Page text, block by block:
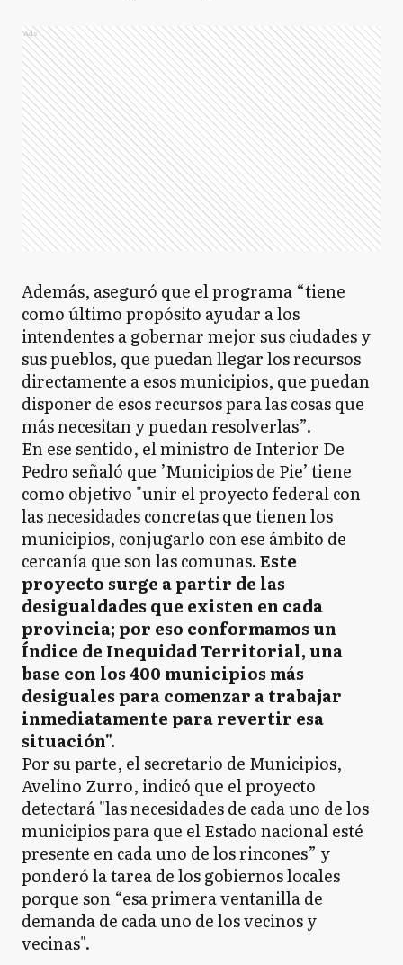
Ads
Además, aseguró que el programa “tiene
como último propósito ayudar a los
intendentes a gobernar mejor sus ciudades y
sus pueblos, que puedan llegar los recursos
directamente a esos municipios, que puedan
disponer de esos recursos para las cosas que
más necesitan y puedan resolverlas”.
En ese sentido, el ministro de Interior De
Pedro señaló que ’Municipios de Pie’ tiene
como objetivo "unir el proyecto federal con
las necesidades concretas que tienen los
municipios, conjugarlo con ese ámbito de
cercanía que son las comunas. Este
proyecto surge a partir de las
desigualdades que existen en cada
provincia; por eso conformamos un
Índice de Inequidad Territorial, una
base con los 400 municipios más
desiguales para comenzar a trabajar
inmediatamente para revertir esa
situación".
Por su parte, el secretario de Municipios,
Avelino Zurro, indicó que el proyecto
detectará "las necesidades de cada uno de los
municipios para que el Estado nacional esté
presente en cada uno de los rincones” y
ponderó la tarea de los gobiernos locales
porque son “esa primera ventanilla de
demanda de cada uno de los vecinos y
vecinas".